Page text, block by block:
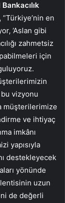
“Türkiye’nin en
’Aslan gibi
zahmetsiz
için
vizyonu
müşterilerimize
ve ihtiyaç
imkânı
yapısıyla
destekleyecek
yönünde
uzun
de değerli